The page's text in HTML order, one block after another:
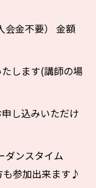
金不要） 金額
します(講師の場
し込みいただけ
ンスタイム
参加出来ます♪